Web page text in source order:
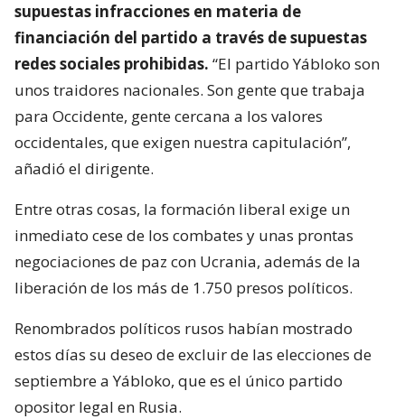
supuestas infracciones en materia de
financiación del partido a través de supuestas
redes sociales prohibidas. “El partido Yábloko son
unos traidores nacionales. Son gente que trabaja
para Occidente, gente cercana a los valores
occidentales, que exigen nuestra capitulación”,
añadió el dirigente.
Entre otras cosas, la formación liberal exige un
inmediato cese de los combates y unas prontas
negociaciones de paz con Ucrania, además de la
liberación de los más de 1.750 presos políticos.
Renombrados políticos rusos habían mostrado
estos días su deseo de excluir de las elecciones de
septiembre a Yábloko, que es el único partido
opositor legal en Rusia.